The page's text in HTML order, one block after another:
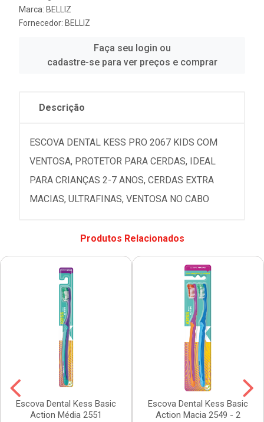
Marca: BELLIZ
Fornecedor: BELLIZ
Faça seu login ou
cadastre-se para ver preços e comprar
Descrição
ESCOVA DENTAL KESS PRO 2067 KIDS COM
VENTOSA, PROTETOR PARA CERDAS, IDEAL
PARA CRIANÇAS 2-7 ANOS, CERDAS EXTRA
MACIAS, ULTRAFINAS, VENTOSA NO CABO
Produtos Relacionados
Escova Dental Kess Basic
Action Média 2551
Escova Dental Kess Basic
Action Macia 2549 - 2